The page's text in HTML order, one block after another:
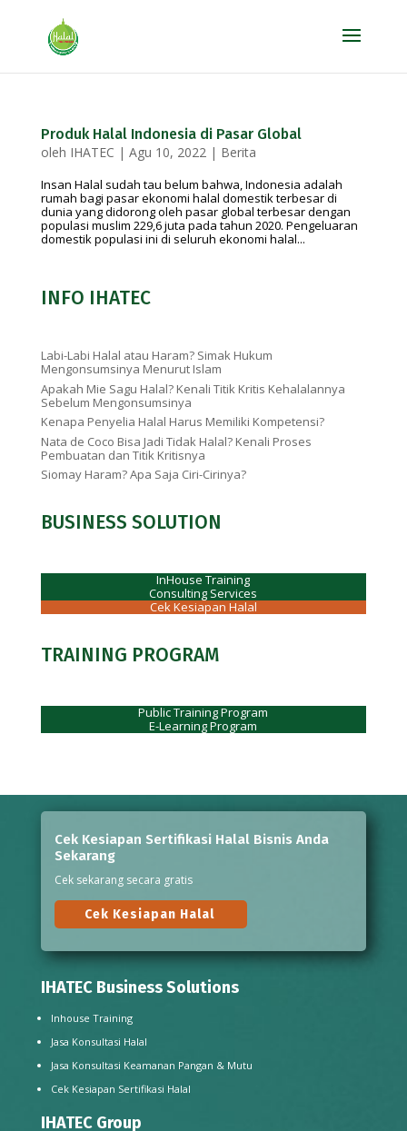
Produk Halal Indonesia di Pasar Global
oleh IHATEC | Agu 10, 2022| Berita
Insan Halal sudah tau belum bahwa, Indonesia adalah
rumah bagi pasar ekonomi halal domestik terbesar di
dunia yang didorong oleh pasar global terbesar dengan
populasi muslim 229,6 juta pada tahun 2020. Pengeluaran
domestik populasi ini di seluruh ekonomi halal...
INFO IHATEC
Labi-Labi Halal atau Haram? Simak Hukum
Mengonsumsinya Menurut Islam
Apakah Mie Sagu Halal? Kenali Titik Kritis Kehalalannya
Sebelum Mengonsumsinya
Kenapa Penyelia Halal Harus Memiliki Kompetensi?
Nata de Coco Bisa Jadi Tidak Halal? Kenali Proses
Pembuatan dan Titik Kritisnya
Siomay Haram? Apa Saja Ciri-Cirinya?
BUSINESS SOLUTION
InHouse Training
Consulting Services
Cek Kesiapan Halal
TRAINING PROGRAM
Public Training Program
E-Learning Program
Cek Kesiapan Sertifikasi Halal Bisnis Anda
Sekarang
Cek sekarang secara gratis
Cek Kesiapan Halal
IHATEC Business Solutions
Inhouse Training
Jasa Konsultasi Halal
Jasa Konsultasi Keamanan Pangan & Mutu
Cek Kesiapan Sertifikasi Halal
IHATEC Group